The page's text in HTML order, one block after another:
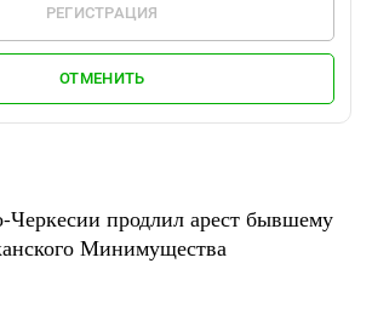
РЕГИСТРАЦИЯ
ОТМЕНИТЬ
Черкесии продлил арест бывшему
Минимущества